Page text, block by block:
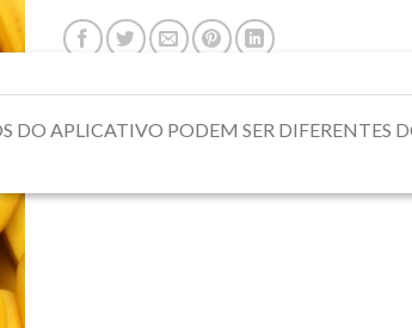
DO APLICATIVO PODEM SER DIFERENTES